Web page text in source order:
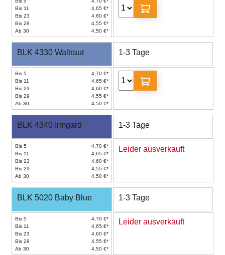
Bis 11
4,65 €*
Bis 23
4,60 €*
Bis 29
4,55 €*
Ab 30
4,50 €*
BLK 4330 Waltraut 1-3 Tage
Bis 5
4,70 €*
Bis 11
4,65 €*
Bis 23
4,60 €*
Bis 29
4,55 €*
Ab 30
4,50 €*
BLK 4340 Irmgard 1-3 Tage
Bis 5
4,70 €*
Bis 11
4,65 €*
Bis 23
4,60 €*
Bis 29
4,55 €*
Ab 30
4,50 €*
Leider ausverkauft
BLK 5020 Baby Blue 1-3 Tage
Bis 5
4,70 €*
Bis 11
4,65 €*
Bis 23
4,60 €*
Bis 29
4,55 €*
Ab 30
4,50 €*
Leider ausverkauft